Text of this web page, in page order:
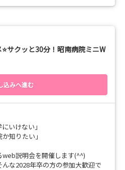
kai.com/
載いただければ
す。
！
v(^^)v
しやすい！
調整します。
都合のいい日時をご相談くださ
_ _ _ _ _ _ _ _ _ _ _ _ _
サクッと30分！昭南病院ミニW
込みへ進む
いけない」
知りたい」
説明会を開催します(^^)
な2028年卒の方の参加大歓迎で